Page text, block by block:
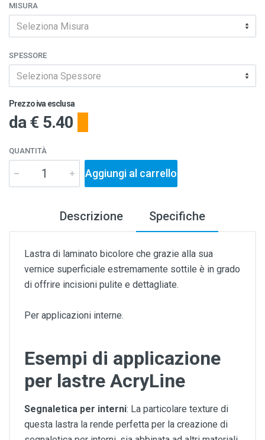
MISURA
Seleziona Misura
SPESSORE
Seleziona Spessore
Prezzo iva esclusa
da€ 5.40
QUANTITÀ
Aggiungi al carrello
Descrizione Specifiche
Lastra di laminato bicolore che grazie alla sua
vernice superficiale estremamente sottile è in grado
di offrire incisioni pulite e dettagliate.
Per applicazioni interne.
Esempi di applicazione
per lastre AcryLine
Segnaletica per interni: La particolare texture di
questa lastra la rende perfetta per la creazione di